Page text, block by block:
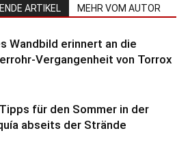
ARTIKEL MEHR VOM AUTOR
Wandbild erinnert an die
Vergangenheit von Torrox
für den Sommer in der
abseits der Strände